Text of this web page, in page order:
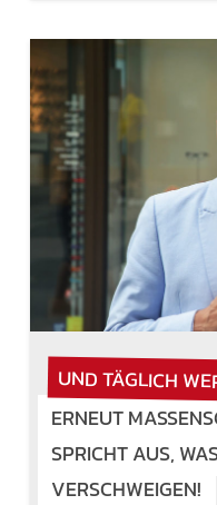
UND TÄGLICH
ERNEUT
SPRICHT AUS,
VERSCHWEIGEN!